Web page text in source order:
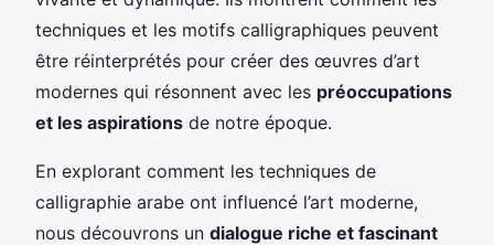
techniques et les motifs calligraphiques peuvent
être réinterprétés pour créer des œuvres d’art
modernes qui résonnent avec les préoccupations
et les aspirations de notre époque.
En explorant comment les techniques de
calligraphie arabe ont influencé l’art moderne,
nous découvrons un dialogue riche et fascinant